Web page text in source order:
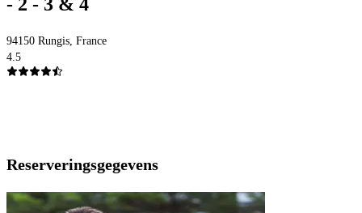
- 2 - 3 & 4
94150 Rungis, France
4.5
Reserveringsgegevens